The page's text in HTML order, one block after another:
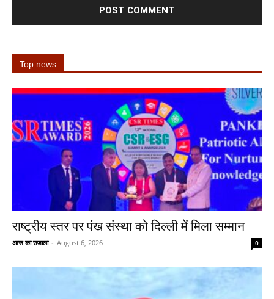
Top news
राष्ट्रीय स्तर पर पंख संस्था को दिल्ली में मिला सम्मान
आज का उजाला - August 6, 2026 0